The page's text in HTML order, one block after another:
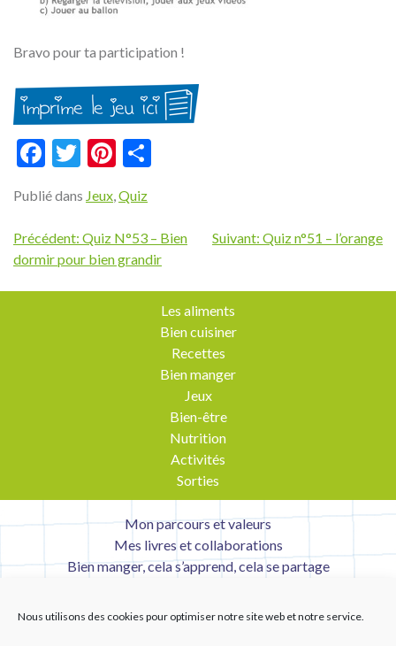
Nous utilisons des cookies pour optimiser notre site web et notre service.
Bravo pour ta participation !
Facebook
TwitterPinterest
Publié dans Jeux,Quiz
Navigation
de
l’article
Précédent: Quiz N°53 – Bien
dormir pour bien grandir
Suivant: Quiz n°51 – l’orange
Les aliments
Bien cuisiner
Recettes
Bien manger
Jeux
Bien-être
Nutrition
Activités
Sorties
Mon parcours et valeurs
Mes livres et collaborations
Bien manger, cela s’apprend, cela se partage
Mentions légales